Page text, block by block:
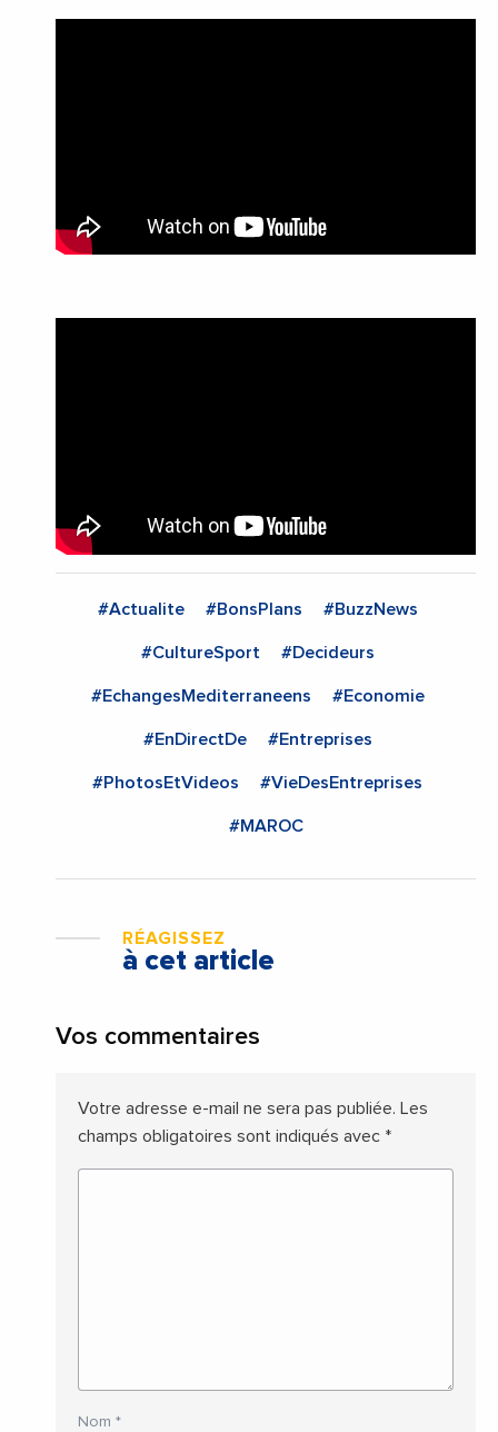
#Actualite #BonsPlans #BuzzNews
#CultureSport #Decideurs
#EchangesMediterraneens #Economie
#EnDirectDe #Entreprises
#PhotosEtVideos #VieDesEntreprises
#MAROC
RÉAGISSEZ
à cet article
Vos commentaires
Votre adresse e-mail ne sera pas publiée. Les
champs obligatoires sont indiqués avec *
Nom *